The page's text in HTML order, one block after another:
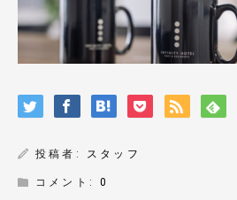
投稿者: スタッフ
コメント:0